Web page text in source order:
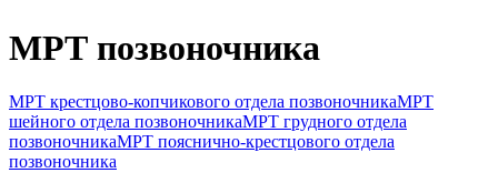
Маммология
Неврология
Оториноларингология (ЛОР)
Офтальмология
Педиатрия
МРТ позвоночника
МРТ крестцово-копчикового отдела позвоночникаМРТ
шейного отдела позвоночникаМРТ грудного отдела
позвоночникаМРТ пояснично-крестцового отдела
позвоночника